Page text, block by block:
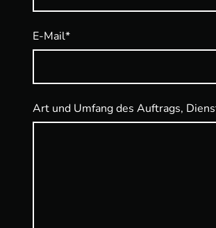
E-Mail*
Art und Umfang des Auftrags,